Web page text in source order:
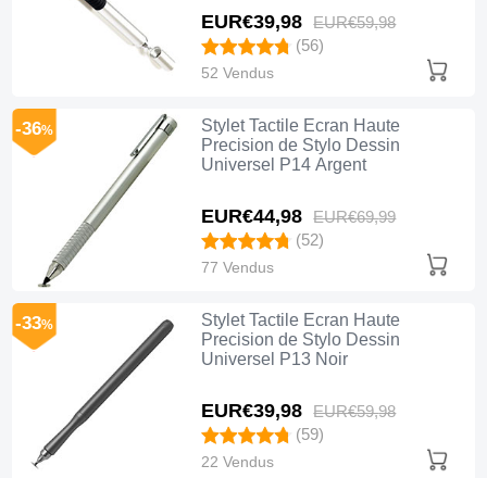
EUR€39,98 EUR€59,98
(56)
52 Vendus
Stylet Tactile Ecran Haute
Precision de Stylo Dessin
Universel P14 Argent
EUR€44,98 EUR€69,99
-36%
(52)
77 Vendus
Stylet Tactile Ecran Haute
Precision de Stylo Dessin
Universel P13 Noir
EUR€39,98 EUR€59,98
-33%
(59)
22 Vendus